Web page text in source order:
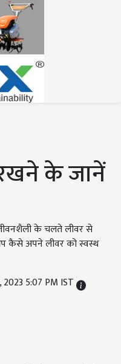
के जानें
के चलते लीवर से
कैसे अपने लीवर को स्वस्थ
5:07 PM IST